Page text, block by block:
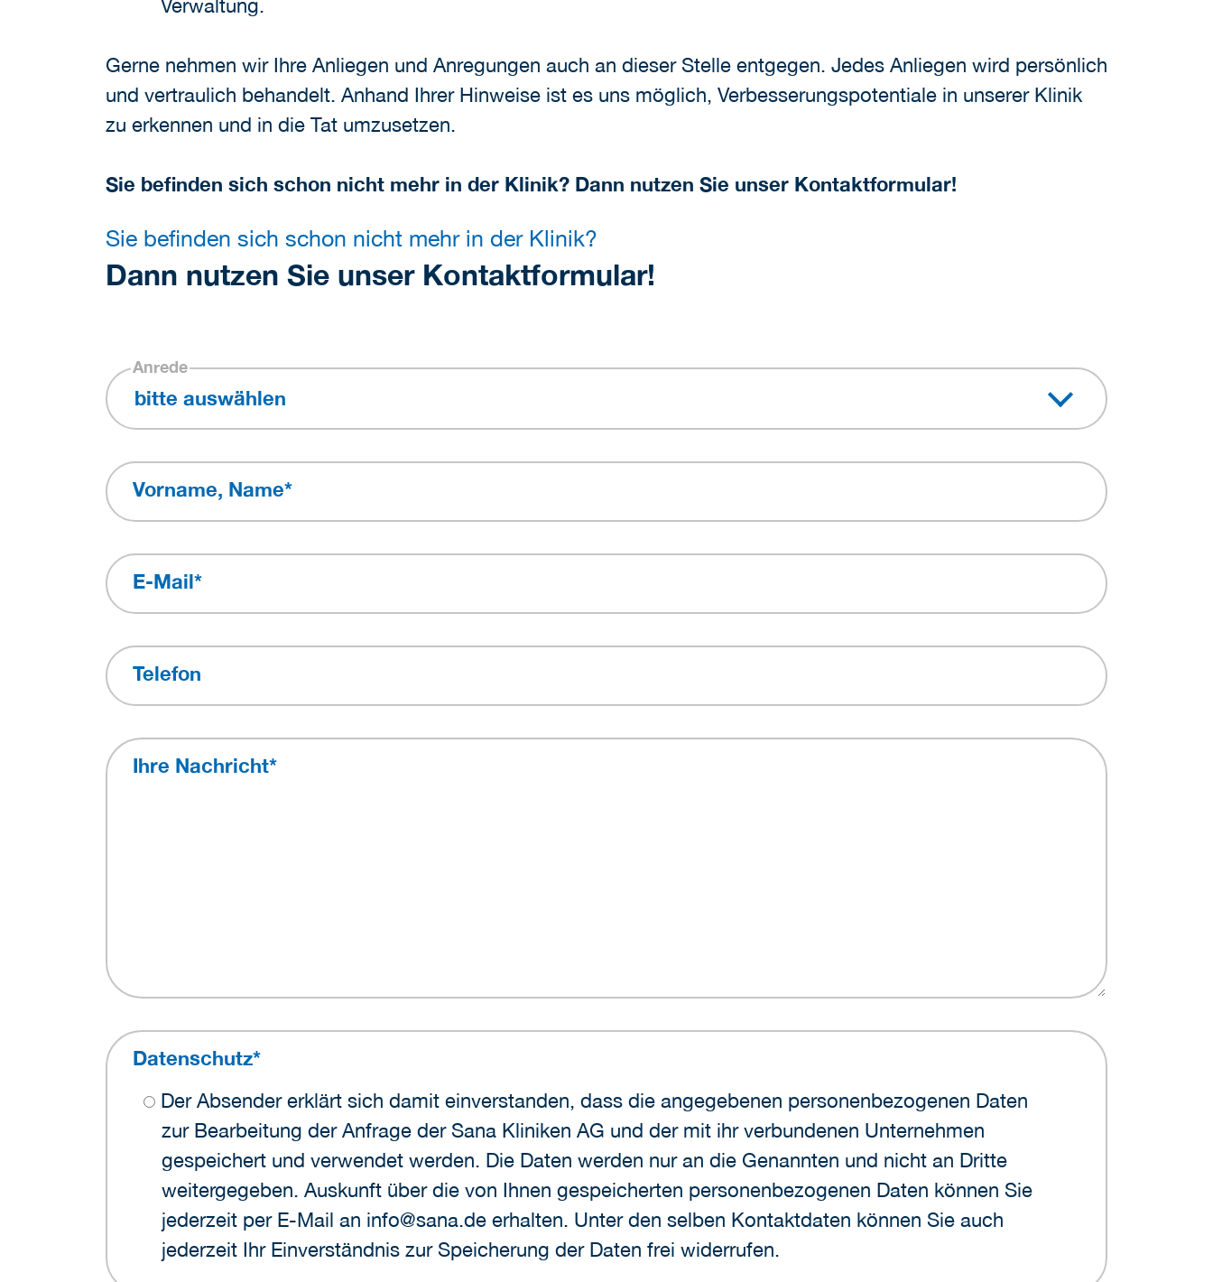
Verwaltung.
Gerne nehmen wir Ihre Anliegen und Anregungen auch an dieser Stelle entgegen. Jedes Anliegen wird persönlich
und vertraulich behandelt. Anhand Ihrer Hinweise ist es uns möglich, Verbesserungspotentiale in unserer Klinik
zu erkennen und in die Tat umzusetzen.
Sie befinden sich schon nicht mehr in der Klinik? Dann nutzen Sie unser Kontaktformular!
Sie befinden sich schon nicht mehr in der Klinik?
Dann nutzen Sie unser Kontaktformular!
Anrede
bitte auswählen
Vorname, Name*
E-Mail*
Telefon
Ihre Nachricht*
Datenschutz*
zur Bearbeitung der Anfrage der Sana Kliniken AG und der mit ihr verbundenen Unternehmen
gespeichert und verwendet werden. Die Daten werden nur an die Genannten und nicht an Dritte
weitergegeben. Auskunft über die von Ihnen gespeicherten personenbezogenen Daten können Sie
jederzeit per E-Mail an info@sana.de erhalten. Unter den selben Kontaktdaten können Sie auch
jederzeit Ihr Einverständnis zur Speicherung der Daten frei widerrufen.